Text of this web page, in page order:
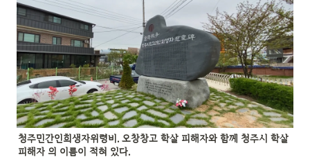
청주민간인희생자위령비. 오창창고 학살 피해자와 함께 청주시 학살
피해자 의 이름이 적혀 있다.